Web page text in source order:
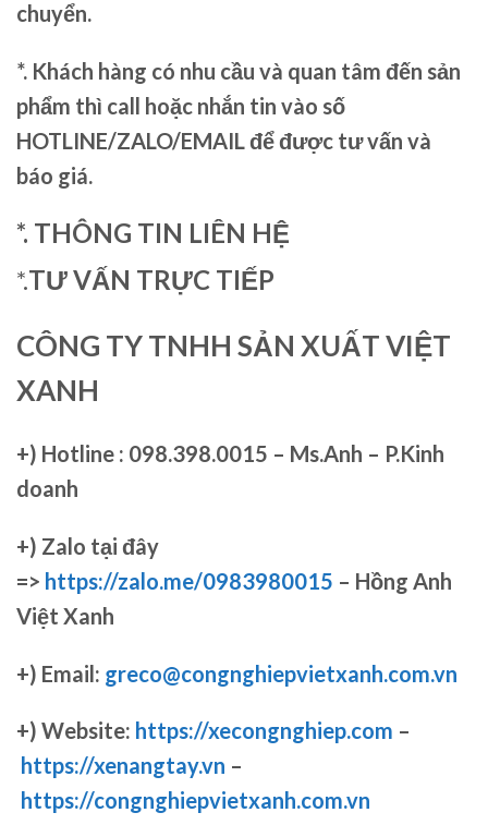
chuyển.
*. Khách hàng có nhu cầu và quan tâm đến sản
phẩm thì call hoặc nhắn tin vào số
HOTLINE/ZALO/EMAIL để được tư vấn và
báo giá.
*. THÔNG TIN LIÊN HỆ
*.TƯ VẤN TRỰC TIẾP
CÔNG TY TNHH SẢN XUẤT VIỆT
XANH
+) Hotline : 098.398.0015 – Ms.Anh – P.Kinh
doanh
+) Zalo tại đây
=> https://zalo.me/0983980015 – Hồng Anh
Việt Xanh
+) Email: greco@congnghiepvietxanh.com.vn
+) Website: https://xecongnghiep.com –
https://xenangtay.vn –
https://congnghiepvietxanh.com.vn